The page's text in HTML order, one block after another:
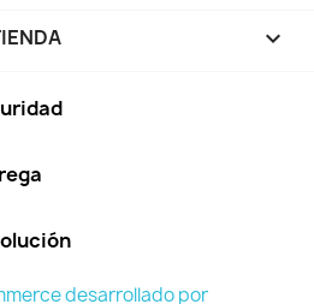
keyboard_arrow_down
desarrollado por